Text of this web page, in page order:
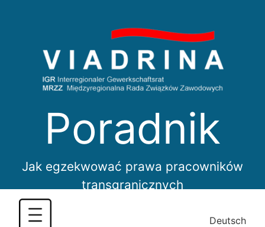
Poradnik
Jak egzekwować prawa pracowników
transgranicznych
Deutsch